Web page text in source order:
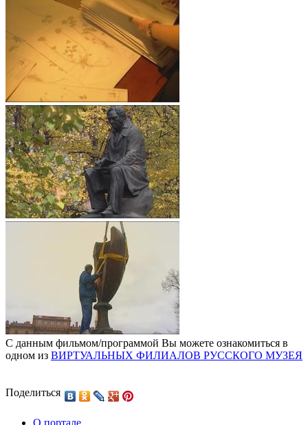
С данным фильмом/программой Вы можете ознакомиться в
одном из ВИРТУАЛЬНЫХ ФИЛИАЛОВ РУССКОГО МУЗЕЯ
Поделиться